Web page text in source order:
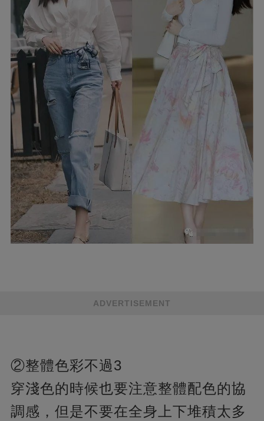
ADVERTISEMENT
②整體色彩不過3
穿淺色的時候也要注意整體配色的協
調感，但是不要在全身上下堆積太多